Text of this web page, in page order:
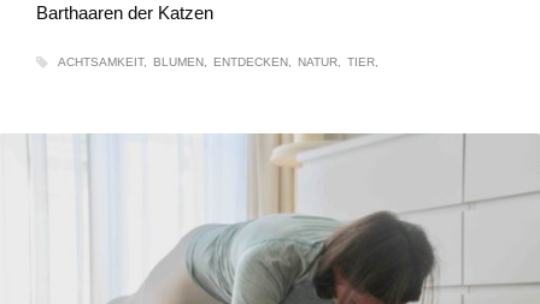
Barthaaren der Katzen
ACHTSAMKEIT BLUMEN ENTDECKEN NATUR TIER